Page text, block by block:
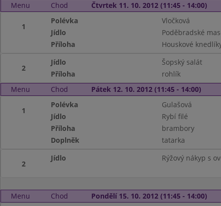
Menu
Chod Čtvrtek 11. 10. 2012 (11:45 - 14:00)
1
Polévka
Vločková
Jídlo
Poděbradské
Příloha
Houskové
2
Jídlo
Šopský salát
Příloha
rohlík
Menu
Chod Pátek 12. 10. 2012 (11:45 - 14:00)
1
Polévka
Gulašová
Jídlo
Rybí filé
Příloha
brambory
Doplněk
tatarka
2
Jídlo Rýžový nákyp s
Menu Chod Pondělí 15. 10. 2012 (11:45 - 14:00)